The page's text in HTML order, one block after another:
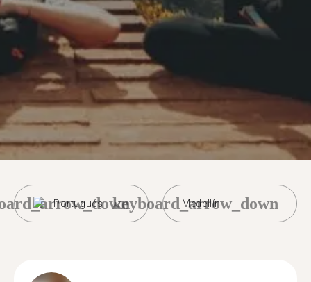
Portugués Medellín
keyboard_arrow_down